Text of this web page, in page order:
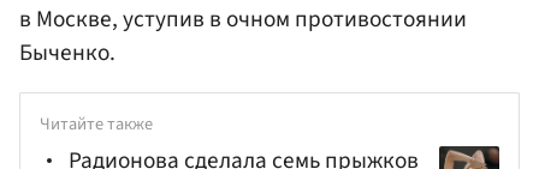
в Москве, уступив в очном противостоянии
Быченко.
Читайте также
Радионова сделала семь прыжков